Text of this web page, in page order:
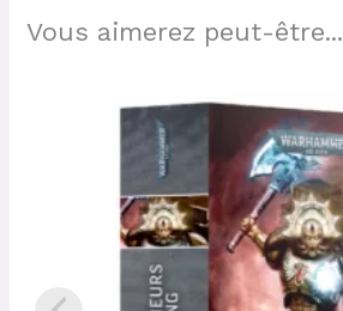
Vous aimerez peut-être...